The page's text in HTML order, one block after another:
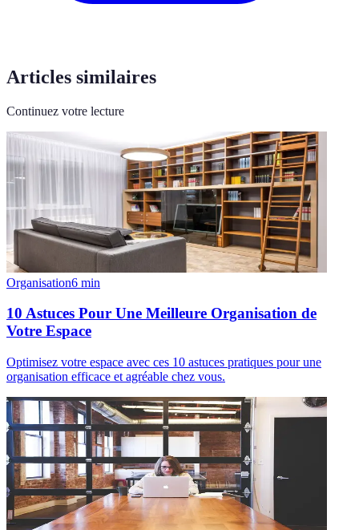
Articles similaires
Continuez votre lecture
Organisation6 min
10 Astuces Pour Une Meilleure Organisation de
Votre Espace
Optimisez votre espace avec ces 10 astuces pratiques pour une
organisation efficace et agréable chez vous.